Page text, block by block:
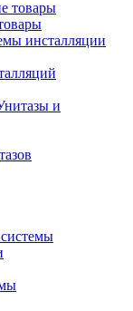
инсталляции
и